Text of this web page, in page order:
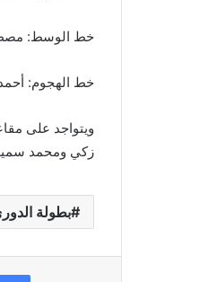
خط الوسط:
خط الهجوم:
ويتواجد على
زكي ومحمد
بطولة